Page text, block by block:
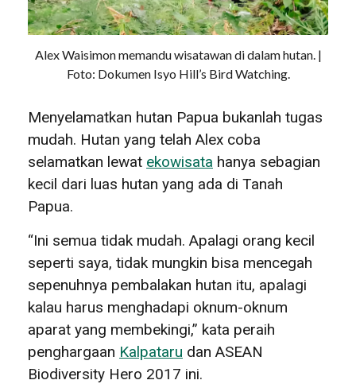
Alex Waisimon memandu wisatawan di dalam hutan. |
Foto: Dokumen Isyo Hill’s Bird Watching.
Menyelamatkan hutan Papua bukanlah tugas
mudah. Hutan yang telah Alex coba
selamatkan lewat ekowisata hanya sebagian
kecil dari luas hutan yang ada di Tanah
Papua.
“Ini semua tidak mudah. Apalagi orang kecil
seperti saya, tidak mungkin bisa mencegah
sepenuhnya pembalakan hutan itu, apalagi
kalau harus menghadapi oknum-oknum
aparat yang membekingi,” kata peraih
penghargaan Kalpataru dan ASEAN
Biodiversity Hero 2017 ini.